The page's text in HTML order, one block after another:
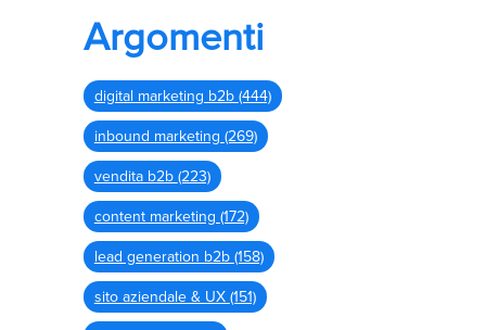
Argomenti
digital marketing b2b (444)
inbound marketing (269)
vendita b2b (223)
content marketing (172)
lead generation b2b (158)
sito aziendale & UX (151)